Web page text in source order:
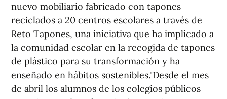
nuevo mobiliario fabricado con tapones
reciclados a 20 centros escolares a través de
Reto Tapones, una iniciativa que ha implicado a
la comunidad escolar en la recogida de tapones
de plástico para su transformación y ha
enseñado en hábitos sostenibles."Desde el mes
de abril los alumnos de los colegios públicos